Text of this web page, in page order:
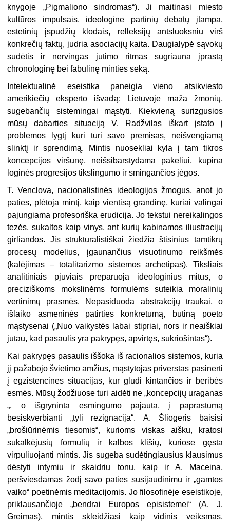
knygoje „Pigmaliono sindromas“). Ji maitinasi miesto
kultūros impulsais, ideologine partinių debatų įtampa,
estetinių įspūdžių klodais, relleksijų antsluoksniu virš
konkrečių faktų, judria asociacijų kaita. Daugialypė sąvokų
sudėtis ir nervingas jutimo ritmas sugriauna įprastą
chronologinę bei fabulinę minties seką.
Intelektualinė eseistika paneigia vieno atsikviesto
amerikiečių eksperto išvadą: Lietuvoje maža žmonių,
sugebančių sistemingai mąstyti.
Kiekvieną surizgusios
mūsų dabarties situaciją V. Radžvilas iškart įstato į
problemos lygtj kuri turi
savo premisas, neišvengiamą
slinktį
ir sprendimą. Mintis nuosekliai kyla į tam tikros
koncepcijos viršūnę, neišsibarstydama pakeliui, kupina
loginės progresijos tikslingumo ir smingančios jėgos.
T. Venclova, nacionalistinės ideologijos žmogus, anot jo
paties, plėtoja mintį, kaip vientisą grandinę, kuriai valingai
pajungiama profesoriška erudicija. Jo tekstui nereikalingos
tezės, sukaltos kaip vinys, ant kurių kabinamos iliustracijų
girliandos. Jis struktūralistiškai žiedžia štisinius tamtikrų
procesų modelius, įgaunančius visuotinumo reikšmės
(kalėjimas –totalitarizmo sistemos archetipas). Tiksliais
analitiniais pjūviais preparuoja ideologinius mitus, o
preciziškoms mokslinėms formulėms suteikia moralinių
vertinimų prasmės. Nepasiduoda abstrakcijų traukai, o
išlaiko asmeninės patirties konkretumą, būtiną poeto
mąstysenai („Nuo vaikystės labai stipriai, nors ir neaiškiai
jutau, kad pasaulis yra pakrypęs, apvirtęs, sukriošintas“).
Kai pakrypęs pasaulis iššoka iš racionalios sistemos, kuria
jį pažabojo švietimo amžius, mąstytojas priverstas pasinerti
į egzistencines situacijas, kur glūdi kintančios ir beribės
esmės. Mūsų žodžiuose turi aidėti ne „koncepcijų uraganas
„, o išgryninta esmingumo pajauta, į paprastumą
besiskverbianti „tyli rezignacija“. A. Šliogeris baisisi
„brošiūrinėmis tiesomis“, kurioms viskas aišku, kratosi
sukalkėjusių formulių ir kalbos klišių, kuriose gęsta
virpuliuojanti mintis. Jis sugeba sudėtingiausius klausimus
dėstyti intymiu ir skaidriu tonu, kaip ir A. Maceina,
peršviesdamas žodį savo paties susijaudinimu ir „gamtos
vaiko“ poetinėmis meditacijomis. Jo filosofinėje eseistikoje,
priklausančioje „bendrai Europos episistemei“ (A. J.
Greimas), mintis skleidžiasi kaip vidinis veiksmas,